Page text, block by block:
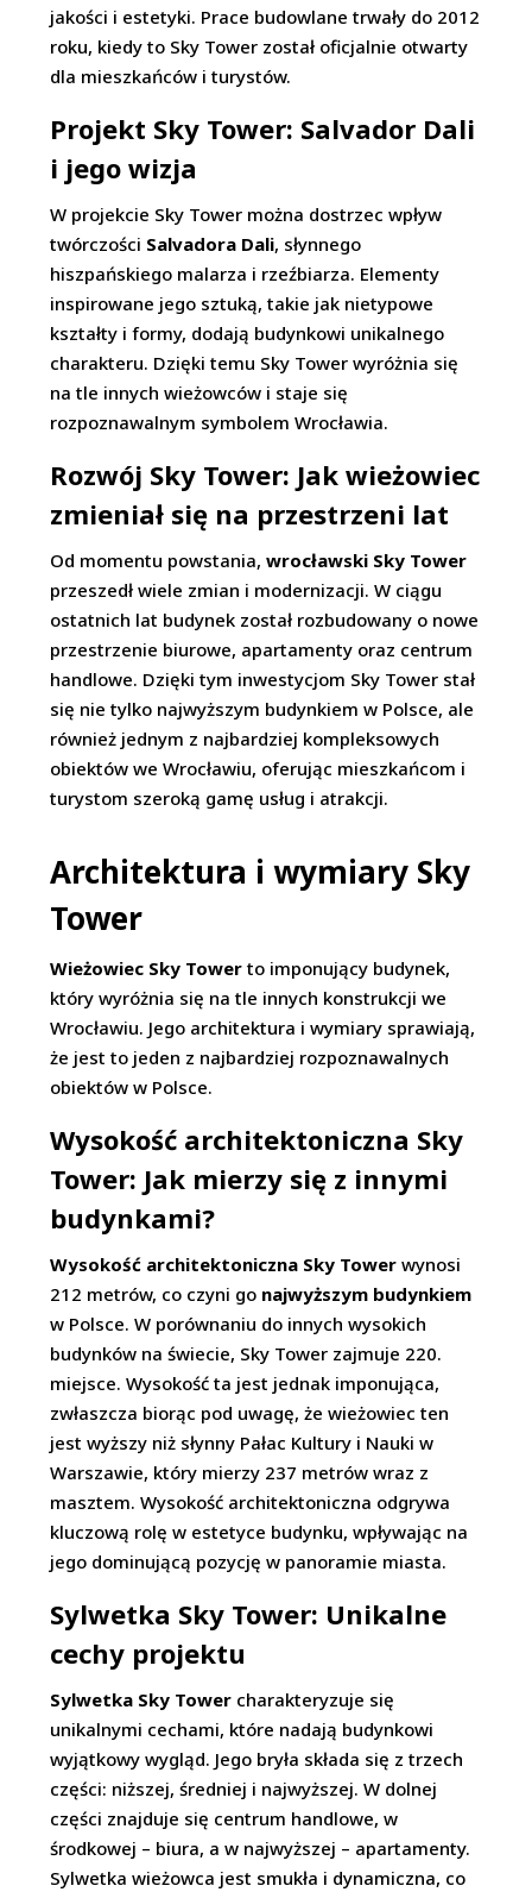
jakości i estetyki. Prace budowlane trwały do 2012
roku, kiedy to Sky Tower został oficjalnie otwarty
dla mieszkańców i turystów.
Projekt Sky Tower: Salvador Dali
i jego wizja
W projekcie Sky Tower można dostrzec wpływ
twórczości Salvadora Dali, słynnego
hiszpańskiego malarza i rzeźbiarza. Elementy
inspirowane jego sztuką, takie jak nietypowe
kształty i formy, dodają budynkowi unikalnego
charakteru. Dzięki temu Sky Tower wyróżnia się
na tle innych wieżowców i staje się
rozpoznawalnym symbolem Wrocławia.
Rozwój Sky Tower: Jak wieżowiec
zmieniał się na przestrzeni lat
Od momentu powstania,wrocławski Sky Tower
przeszedł wiele zmian i modernizacji. W ciągu
ostatnich lat budynek został rozbudowany o nowe
przestrzenie biurowe, apartamenty oraz centrum
handlowe. Dzięki tym inwestycjom Sky Tower stał
się nie tylko najwyższym budynkiem w Polsce, ale
również jednym z najbardziej kompleksowych
obiektów we Wrocławiu, oferując mieszkańcom i
turystom szeroką gamę usług i atrakcji.
Architektura i wymiary Sky
Tower
Wieżowiec Sky Tower to imponujący budynek,
który wyróżnia się na tle innych konstrukcji we
Wrocławiu. Jego architektura i wymiary sprawiają,
że jest to jeden z najbardziej rozpoznawalnych
obiektów w Polsce.
Wysokość architektoniczna Sky
Tower: Jak mierzy się z innymi
budynkami?
Wysokość architektoniczna Sky Tower wynosi
212 metrów, co czyni go najwyższym budynkiem
w Polsce. W porównaniu do innych wysokich
budynków na świecie, Sky Tower zajmuje 220.
miejsce. Wysokość ta jest jednak imponująca,
zwłaszcza biorąc pod uwagę, że wieżowiec ten
jest wyższy niż słynny Pałac Kultury i Nauki w
Warszawie, który mierzy 237 metrów wraz z
masztem. Wysokość architektoniczna odgrywa
kluczową rolę w estetyce budynku, wpływając na
jego dominującą pozycję w panoramie miasta.
Sylwetka Sky Tower: Unikalne
cechy projektu
Sylwetka Sky Tower charakteryzuje się
unikalnymi cechami, które nadają budynkowi
wyjątkowy wygląd. Jego bryła składa się z trzech
części: niższej, średniej i najwyższej. W dolnej
części znajduje się centrum handlowe, w
środkowej – biura, a w najwyższej – apartamenty.
Sylwetka wieżowca jest smukła i dynamiczna, co